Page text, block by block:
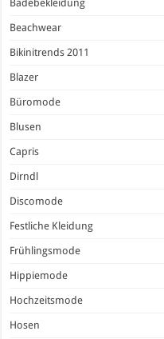
Badebekleidung
Beachwear
Bikinitrends 2011
Blazer
Büromode
Blusen
Capris
Dirndl
Discomode
Festliche Kleidung
Frühlingsmode
Hippiemode
Hochzeitsmode
Hosen